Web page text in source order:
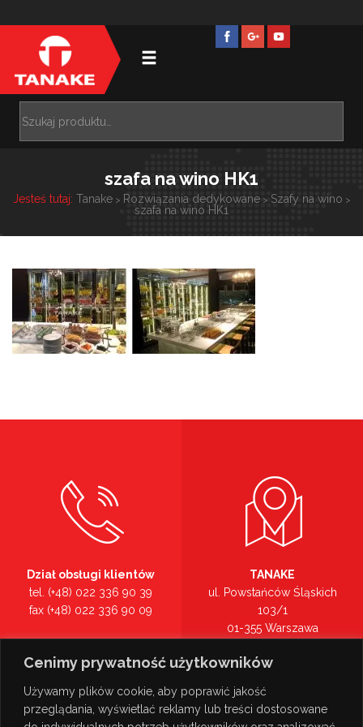
Cenimy prywatność użytkowników
Używamy plików cookie, aby poprawić jakość
przeglądania, wyświetlać reklamy lub treści dostosowane
szafa na wino HK1
Jesteś tutaj: Tanake> Rozwiązania dedykowane> Szafy na wino >
szafa na wino HK1
Dział obsługi klientów
tel. (+48) 022 336 90 39
fax (+48) 022 336 90 09
tel. (+48) 022 336 90 00
TANAKE
ul. Powstańców Śląskich
103/1
01-355 Warszawa
Zobacz na mapie >